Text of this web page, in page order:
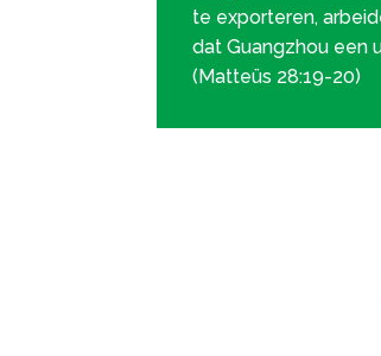
te exporteren,
dat Guangzhou een
(Matteüs 28:19-20)